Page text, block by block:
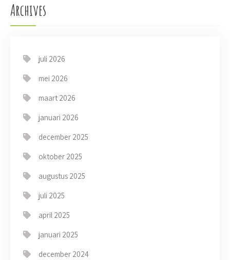
Archives
juli 2026
mei 2026
maart 2026
januari 2026
december 2025
oktober 2025
augustus 2025
juli 2025
april 2025
januari 2025
december 2024